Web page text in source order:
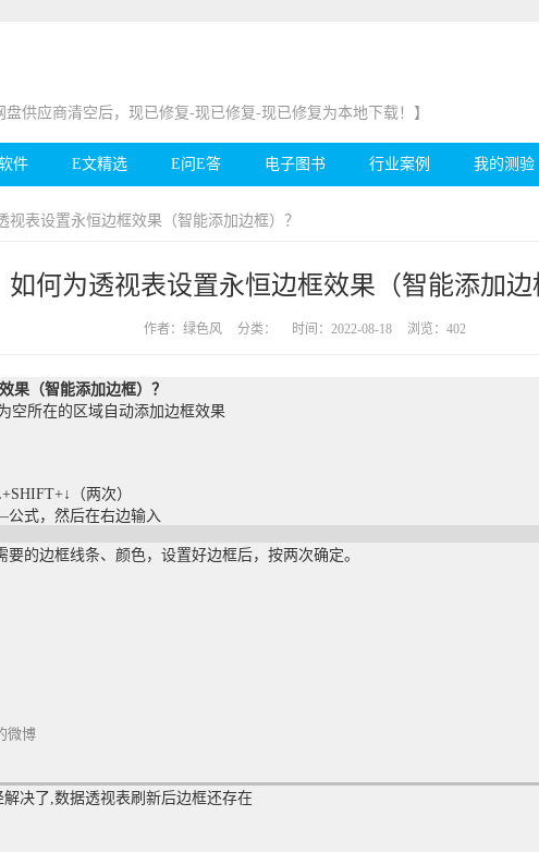
供应商清空后，现已修复-现已修复-现已修复为本地下载！】
件 E文精选 E问E答 电子图书 行业案例 我的测验
视表设置永恒边框效果（智能添加边框）？
如何为透视表设置永恒边框效果（智能添加边
作者： 绿色风 分类： 时间：2022-08-18 浏览：402
果（智能添加边框）？
空所在的区域自动添加边框效果
（两次）
式，然后在右边输入
的边框线条、颜色，设置好边框后，按两次确定。
微博
解决了,数据透视表刷新后边框还存在